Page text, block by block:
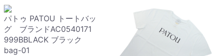
パトゥ PATOU トートバッ
グ ブランドAC0540171
999BBLACK ブラック
bag-01